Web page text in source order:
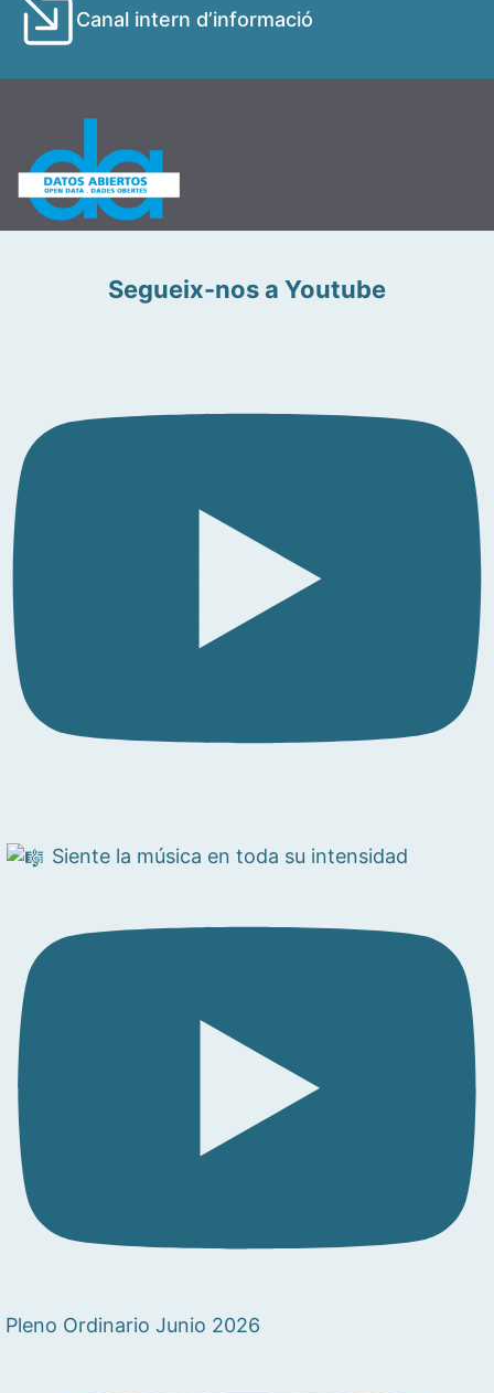
Canal intern d’informació
Segueix-nos a Youtube
Siente la música en toda su intensidad
Pleno Ordinario Junio 2026